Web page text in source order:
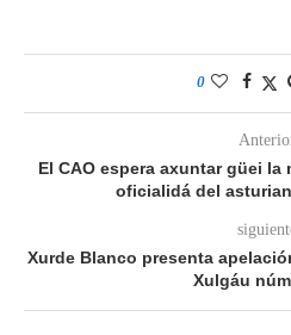
0
El CAO espera axuntar güei
oficialidá del
Xurde Blanco presenta
Xulgáu